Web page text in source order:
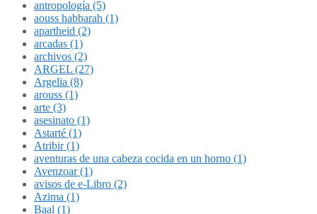
antropología (5)
aouss habbarah (1)
apartheid (2)
arcadas (1)
archivos (2)
ARGEL (27)
Argelia (8)
arouss (1)
arte (3)
asesinato (1)
Astarté (1)
Atribir (1)
aventuras de una cabeza cocida en un horno (1)
Avenzoar (1)
avisos de e-Libro (2)
Azima (1)
Baal (1)